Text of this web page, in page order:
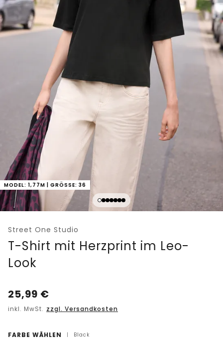
MODEL: 1,77M | GRÖSSE: 36
Street One Studio
T-Shirt mit Herzprint im Leo-
Look
25,99 €
inkl. MwSt. zzgl. Versandkosten
FARBE WÄHLEN | Black